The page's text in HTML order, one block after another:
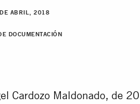
ABRIL, 2018
DOCUMENTACIÓN
Cardozo Maldonado, de